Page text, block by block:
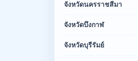
จังหวัดนครราชสีมา
จังหวัดบึงกาฬ
จังหวัดบุรีรัมย์